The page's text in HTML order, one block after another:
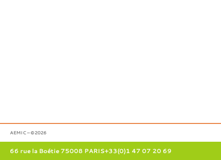
AEMIC – ©2026
66 rue la Boétie 75008 PARIS+33(0)1 47 07 20 69